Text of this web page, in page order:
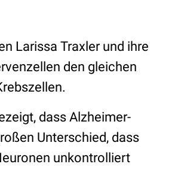
Larissa Traxler und ihre
den gleichen
dass Alzheimer-
Unterschied, dass
unkontrolliert